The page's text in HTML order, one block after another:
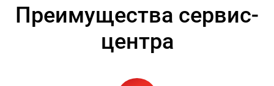
Преимущества сервис-
центра